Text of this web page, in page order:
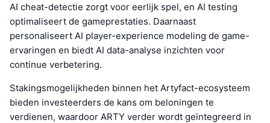
AI cheat-detectie zorgt voor eerlijk spel, en AI testing
optimaliseert de gameprestaties. Daarnaast
personaliseert AI player-experience modeling de game-
ervaringen en biedt AI data-analyse inzichten voor
continue verbetering.
Stakingsmogelijkheden binnen het Artyfact-ecosysteem
bieden investeerders de kans om beloningen te
verdienen, waardoor ARTY verder wordt geïntegreerd in